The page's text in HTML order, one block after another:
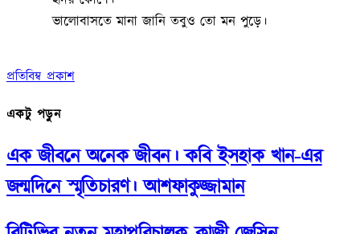
ভালোবাসতে মানা জানি তবুও তো মন পুড়ে।
প্রতিবিম্ব প্রকাশ
একটু পড়ুন
এক জীবনে অনেক জীবন। কবি ইসহাক খান-এর
জন্মদিনে স্মৃতিচারণ। আশফাকুজ্জামান